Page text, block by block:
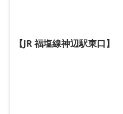
【JR 福塩線神辺駅東口】